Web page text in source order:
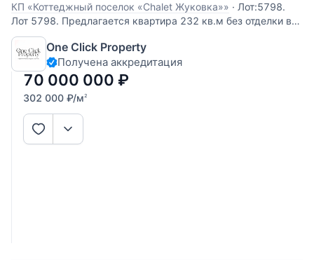
КП «Коттеджный поселок «Chalet Жуковка»» · Лот:5798.
Лот 5798. Предлагается квартира 232 кв.м без отделки в
ЖК «Жуковка Шале». В квартире можно
спланировать просторную гостиную с отличным балконом,
кухню, столовую, три спальни с ванными комнатами и
гардеробными. Приятные виды на парк и
One Click Property
Получена аккредитация
70 000 000 ₽
302 000 ₽/м2